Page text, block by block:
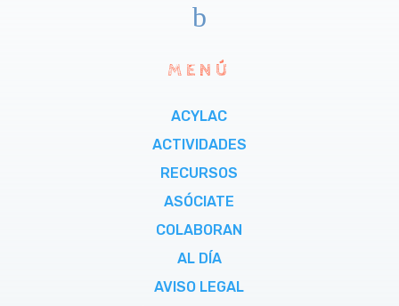
b
MENÚ
ACYLAC
ACTIVIDADES
RECURSOS
ASÓCIATE
COLABORAN
AL DÍA
AVISO LEGAL